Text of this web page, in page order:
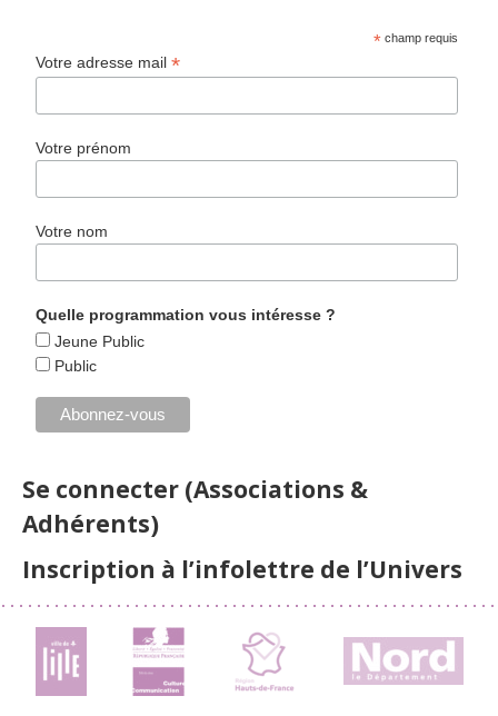
* champ requis
Votre adresse mail*
Votre prénom
Votre nom
Quelle programmation vous intéresse ?
Jeune Public
Public
Se connecter (Associations &
Adhérents)
Inscription à l’infolettre de l’Univers